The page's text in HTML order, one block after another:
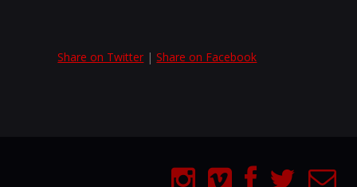
Share on Twitter |Share on Facebook